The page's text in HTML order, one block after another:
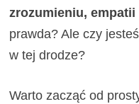
zrozumieniu, empatii
prawda? Ale czy
w tej drodze?
Warto zacząć od